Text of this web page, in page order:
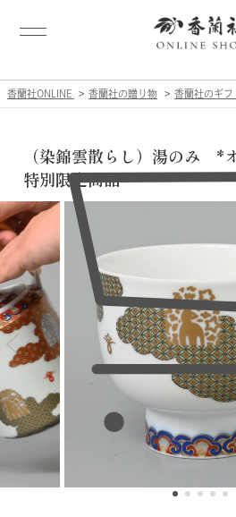
香蘭社ONLINE 香蘭社の贈り物 香蘭社のギ
（染錦雲散らし）湯のみ *
特別限定商品*